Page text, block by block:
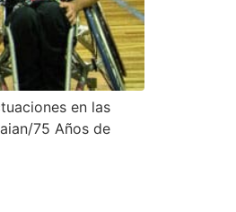
en las
75 Años de